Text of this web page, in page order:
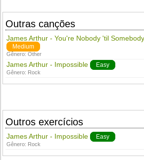
Outras canções
James Arthur - You're Nobody 'til
Medium
Gênero:Other
James Arthur - Impossible Easy
Gênero: Rock
Outros exercícios
James Arthur - Impossible Easy
Gênero: Rock